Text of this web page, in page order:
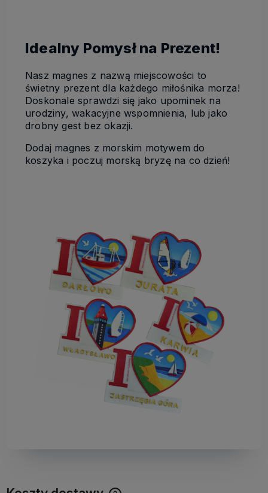
Idealny Pomysł na Prezent!
Nasz magnes z nazwą miejscowości to
świetny prezent dla każdego miłośnika morza!
Doskonale sprawdzi się jako upominek na
urodziny, wakacyjne wspomnienia, lub jako
drobny gest bez okazji.
Dodaj magnes z morskim motywem do
koszyka i poczuj morską bryzę na co dzień!